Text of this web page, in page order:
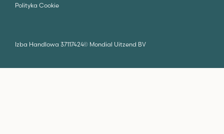
Izba Handlowa 37117424© Mondial Uitzend BV
Polityka Cookie